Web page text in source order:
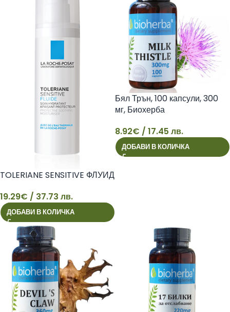
19
TOLERIANE SENSITIVE ФЛУИД
19.29€ / 37.73 лв.
ДОБАВИ В КОЛИЧКА
8
Бял Трън, 100 капсули, 300
мг, Биохерба
8.92€ / 17.45 лв.
ДОБАВИ В КОЛИЧКА